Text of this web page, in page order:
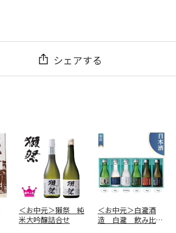
シェアする
＜お中元＞獺祭 純
米大吟醸詰合せ
＜お中元＞白瀧酒
造 白瀧 飲み比べ